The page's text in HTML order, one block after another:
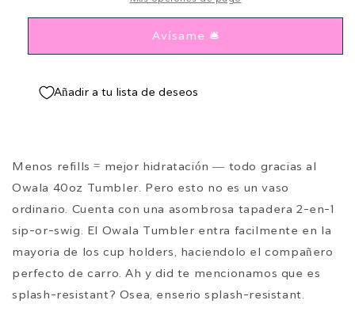
Avísame 🛎️
Añadir a tu lista de deseos
Menos refills = mejor hidratación — todo gracias al
Owala 40oz Tumbler. Pero esto no es un vaso
ordinario. Cuenta con una asombrosa tapadera 2-en-1
sip-or-swig. El Owala Tumbler entra facilmente en la
mayoria de los cup holders, haciendolo el compañero
perfecto de carro. Ah y did te mencionamos que es
splash-resistant? Osea, enserio splash-resistant.